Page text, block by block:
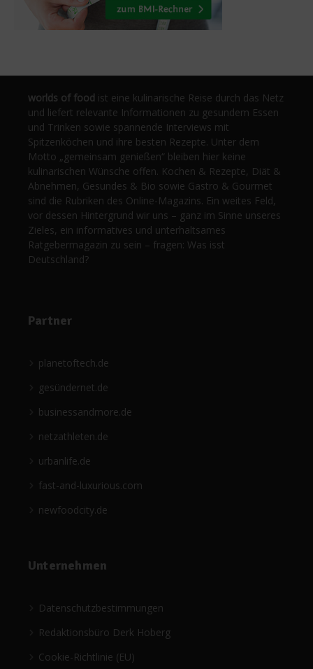
worlds of food ist eine kulinarische Reise durch das Netz
und liefert relevante Informationen zu gesundem Essen
und Trinken sowie spannende Interviews mit
Spitzenköchen und ihre besten Rezepte. Unter dem
Motto „gemeinsam genießen“ bleiben hier keine
kulinarischen Wünsche offen. Kochen & Rezepte, Diät &
Abnehmen, Gesundes & Bio sowie Gastro & Gourmet
sind die Rubriken des Online-Magazins. Ein weites Feld,
vor dessen Hintergrund wir uns – ganz im Sinne unseres
Zieles, ein informatives und unterhaltsames
Ratgebermagazin zu sein – fragen: Was isst
Deutschland?
Partner
planetoftech.de
gesündernet.de
businessandmore.de
netzathleten.de
urbanlife.de
fast-and-luxurious.com
newfoodcity.de
Unternehmen
Datenschutzbestimmungen
Redaktionsbüro Derk Hoberg
Cookie-Richtlinie (EU)